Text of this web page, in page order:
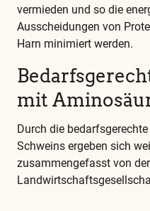
vermieden und so die
Ausscheidungen von
Harn minimiert werden.
mit
Durch die
Schweins ergeben sich
zusammengefasst von